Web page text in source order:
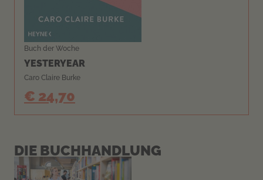
Buch der Woche
YESTERYEAR
Caro Claire Burke
€ 24,70
DIE BUCH­HANDLUNG